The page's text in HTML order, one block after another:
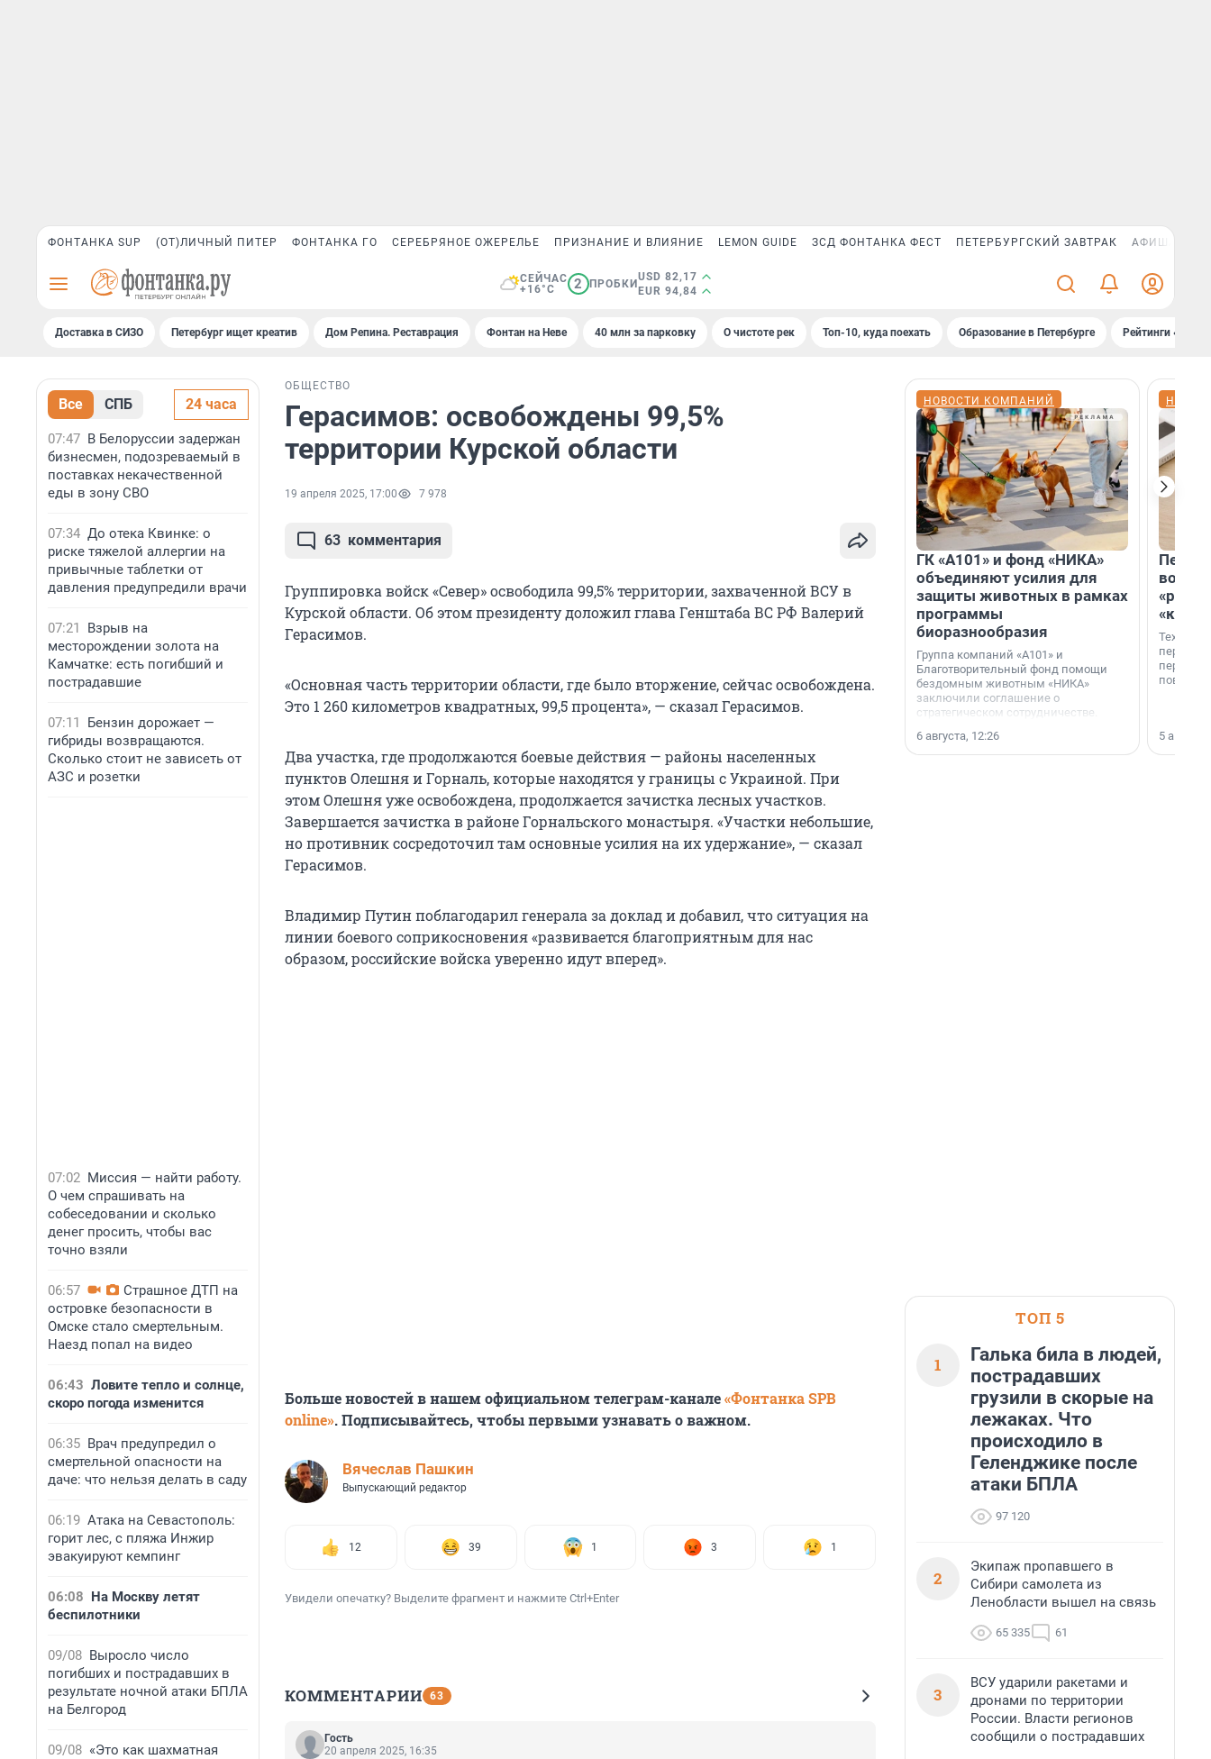
ФОНТАНКА SUP (ОТ)ЛИЧНЫЙ ПИТЕР ФОНТАНКА ГО СЕРЕБРЯНОЕ ОЖЕРЕЛЬЕ ПРИЗНАНИЕ И ВЛИЯНИЕ LEMON GUIDE ЗСД ФОНТАНКА ФЕСТ ПЕТЕРБУРГСКИЙ ЗАВТРАК АФИША PLUS
СЕЙЧАС
+16°C
2 ПРОБКИ
USD 82,17
EUR 94,84
Доставка в СИЗО Петербург ищет креатив Дом Репина. Реставрация Фонтан на Неве 40 млн за парковку О чистоте рек Топ-10, куда поехать Образование в Петербурге Рейтинги
Все СПБ 24 часа
07:47 В Белоруссии задержан
бизнесмен, подозреваемый в
поставках некачественной
еды в зону СВО
07:34 До отека Квинке: о
риске тяжелой аллергии на
привычные таблетки от
давления предупредили врачи
07:21
Взрыв на
месторождении золота на
Камчатке: есть погибший и
пострадавшие
07:11
Бензин дорожает —
гибриды возвращаются.
Сколько стоит не зависеть от
АЗС и розетки
07:02 Миссия — найти работу.
О чем спрашивать на
собеседовании и сколько
денег просить, чтобы вас
точно взяли
06:57
Страшное ДТП на
островке безопасности в
Омске стало смертельным.
Наезд попал на видео
06:43 Ловите тепло и солнце,
скоро погода изменится
06:35 Врач предупредил о
смертельной опасности на
даче: что нельзя делать в саду
06:19 Атака на Севастополь:
горит лес, с пляжа Инжир
эвакуируют кемпинг
06:08 На Москву летят
беспилотники
09/08 Выросло число
погибших и пострадавших в
результате ночной атаки БПЛА
на Белгород
09/08 «Это как шахматная
ОБЩЕСТВО
Герасимов: освобождены 99,5%
территории Курской области
19 апреля 2025, 17:00 7 978
63 комментария
Группировка войск «Север» освободила 99,5% территории, захваченной ВСУ в
Курской области. Об этом президенту доложил глава Генштаба ВС РФ Валерий
Герасимов.
«Основная часть территории области, где было вторжение, сейчас освобождена.
Это 1 260 километров квадратных, 99,5 процента», — сказал Герасимов.
Два участка, где продолжаются боевые действия — районы населенных
пунктов Олешня и Горналь, которые находятся у границы с Украиной. При
этом Олешня уже освобождена, продолжается зачистка лесных участков.
Завершается зачистка в районе Горнальского монастыря. «Участки небольшие,
но противник сосредоточил там основные усилия на их удержание», — сказал
Герасимов.
Владимир Путин поблагодарил генерала за доклад и добавил, что ситуация на
линии боевого соприкосновения «развивается благоприятным для нас
образом, российские войска уверенно идут вперед».
Больше новостей в нашем официальном телеграм-канале«Фонтанка SPB
online». Подписывайтесь, чтобы первыми узнавать о важном.
Вячеслав Пашкин
Выпускающий редактор
12 39 1 3 1
Увидели опечатку? Выделите фрагмент и нажмите Ctrl+Enter
КОММЕНТАРИИ 63
Гость
20 апреля 2025, 16:35
НОВОСТИ КОМПАНИЙ
ГК «А101» и фонд «НИКА»
объединяют усилия для
защиты животных в рамках
программы
биоразнообразия
Группа компаний «А101» и
Благотворительный фонд помощи
бездомным животным «НИКА»
заключили соглашение о
стратегическом сотрудничестве.
6 августа, 12:26
5
ТОП 5
1
Галька била в людей,
пострадавших
грузили в скорые на
лежаках. Что
происходило в
Геленджике после
атаки БПЛА
97 120
2
Экипаж пропавшего в
Сибири самолета из
Ленобласти вышел на связь
65 335 61
3
ВСУ ударили ракетами и
дронами по территории
России. Власти регионов
сообщили о пострадавших